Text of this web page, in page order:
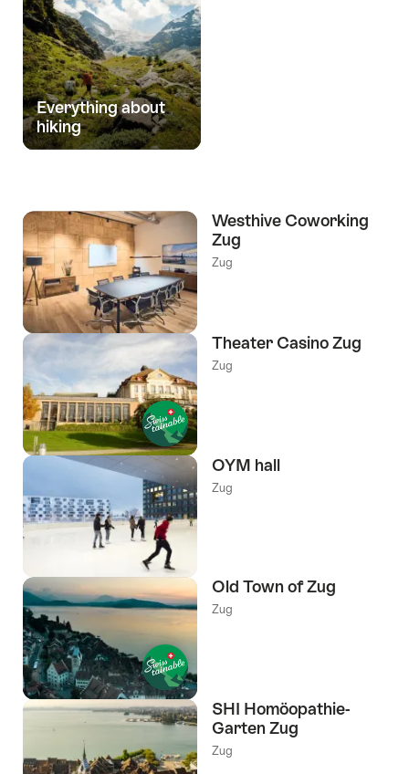
Everything about
hiking
Westhive Coworking
Zug
Zug
Theater Casino Zug
Zug
OYM hall
Zug
Old Town of Zug
Zug
SHI Homöopathie-
Garten Zug
Zug